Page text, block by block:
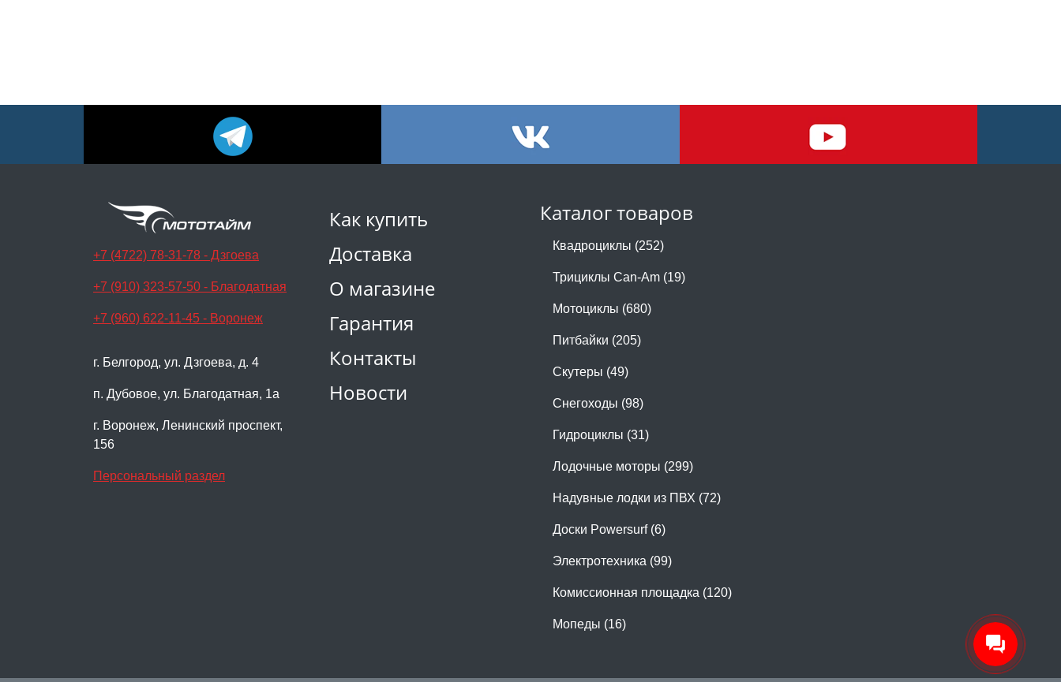
Как купить
Доставка
О магазине
Гарантия
Контакты
Новости
Каталог товаров
Квадроциклы (252)
Трициклы Can-Am (19)
Мотоциклы (680)
Питбайки (205)
Скутеры (49)
Снегоходы (98)
Гидроциклы (31)
Лодочные моторы (299)
Надувные лодки из ПВХ (72)
Доски Powersurf (6)
Электротехника (99)
Комиссионная площадка (120)
Мопеды (16)
+7 (4722) 78-31-78 - Дзгоева
+7 (910) 323-57-50 - Благодатная
+7 (960) 622-11-45 - Воронеж
г. Белгород, ул. Дзгоева, д. 4
п. Дубовое, ул. Благодатная, 1а
г. Воронеж, Ленинский проспект,
156
Персональный раздел